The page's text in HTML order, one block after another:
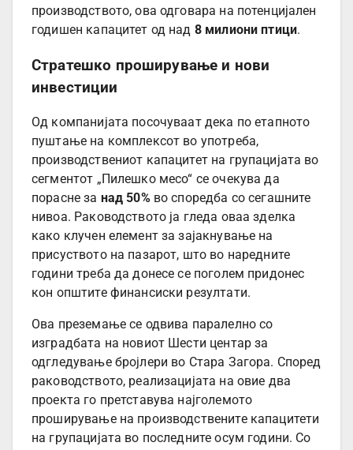
производството, ова одговара на потенцијален
годишен капацитет од над 8 милиони птици.
Стратешко проширување и нови
инвестиции
Од компанијата посочуваат дека по етапното
пуштање на комплексот во употреба,
производствениот капацитет на групацијата во
сегментот „Пилешко месо“ се очекува да
порасне за над 50%во споредба со сегашните
нивоа. Раководството ја гледа оваа зделка
како клучен елемент за зајакнување на
присуството на пазарот, што во наредните
години треба да донесе се поголем придонес
кон општите финансиски резултати.
Ова преземање се одвива паралелно со
изградбата на новиот Шести центар за
одгледување бројлери во Стара Загора. Според
раководството, реализацијата на овие два
проекта го претставува најголемото
проширување на производствените капацитети
на групацијата во последните осум години. Со